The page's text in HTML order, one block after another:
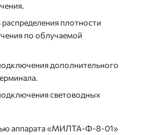
плотности
по облучаемой
дополнительного
световодных
аппарата «МИЛТА-Ф-8-01»